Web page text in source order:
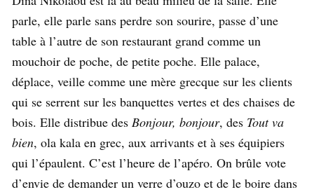
parle, elle parle sans perdre son sourire, passe d’une
table à l’autre de son restaurant grand comme un
mouchoir de poche, de petite poche. Elle palace,
déplace, veille comme une mère grecque sur les clients
qui se serrent sur les banquettes vertes et des chaises de
bois. Elle distribue des Bonjour, bonjour, des Tout va
bien, ola kala en grec, aux arrivants et à ses équipiers
qui l’épaulent. C’est l’heure de l’apéro. On brûle vote
d’envie de demander un verre d’ouzo et de le boire dans